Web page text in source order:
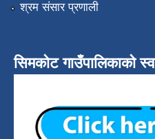
श्रम संसार प्रणाली
सिमकोट गाउँपालिकाको